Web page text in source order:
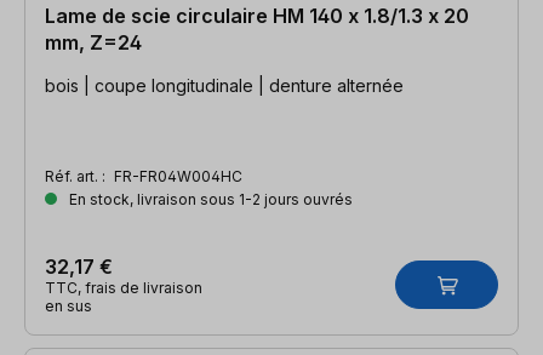
Lame de scie circulaire HM 140 x 1.8/1.3 x 20
mm, Z=24
bois | coupe longitudinale | denture alternée
Réf. art. : FR-FR04W004HC
En stock, livraison sous 1-2 jours ouvrés
32,17 €
TTC, frais de livraison
en sus